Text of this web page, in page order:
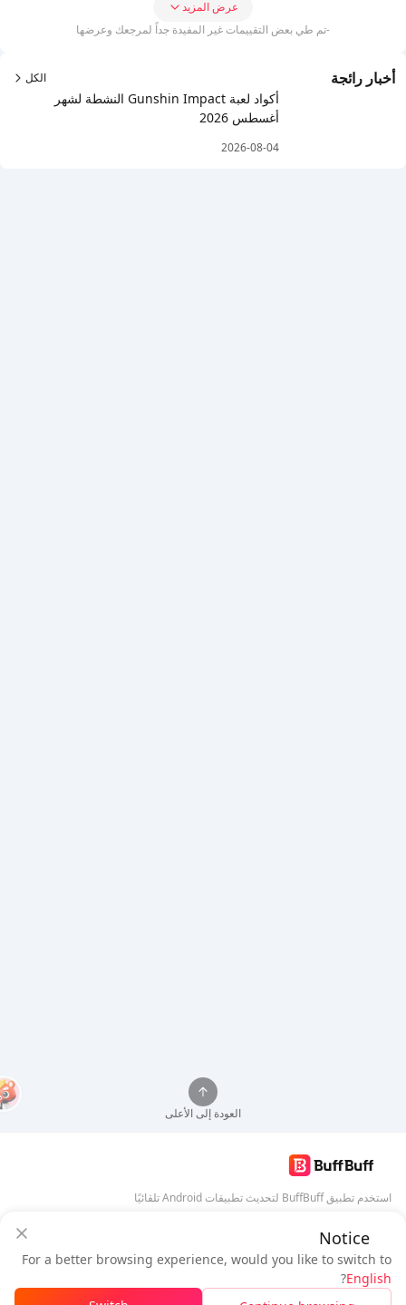
سجل دخولللحصول على50 نقطة (0.50 دولار) +
1نقطة (0.01دولار)
عرض المزيد
-تم طي بعض التقييمات غير المفيدة جداً لمرجعك وعرضها
أخبار رائجة الكل
أكواد لعبة Gunshin Impact النشطة لشهر
أغسطس 2026
2026-08-04
Notice
For a better browsing experience, would you like to switch to
English
?
العودة إلى الأعلى
استخدم تطبيق BuffBuff لتحديث تطبيقات Android تلقائيًا
تابعنا